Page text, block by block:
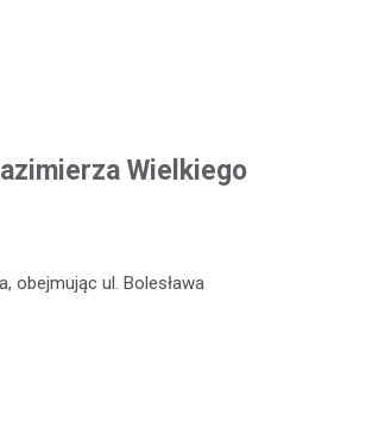
Wielkiego
obejmując ul. Bolesława